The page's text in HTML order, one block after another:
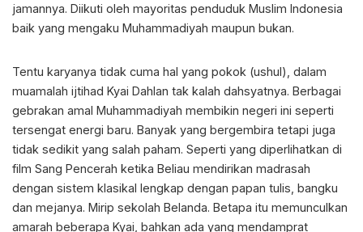
jamannya. Diikuti oleh mayoritas penduduk Muslim Indonesia
baik yang mengaku Muhammadiyah maupun bukan.
Tentu karyanya tidak cuma hal yang pokok (ushul), dalam
muamalah ijtihad Kyai Dahlan tak kalah dahsyatnya. Berbagai
gebrakan amal Muhammadiyah membikin negeri ini seperti
tersengat energi baru. Banyak yang bergembira tetapi juga
tidak sedikit yang salah paham. Seperti yang diperlihatkan di
film Sang Pencerah ketika Beliau mendirikan madrasah
dengan sistem klasikal lengkap dengan papan tulis, bangku
dan mejanya. Mirip sekolah Belanda. Betapa itu memunculkan
amarah beberapa Kyai, bahkan ada yang mendamprat